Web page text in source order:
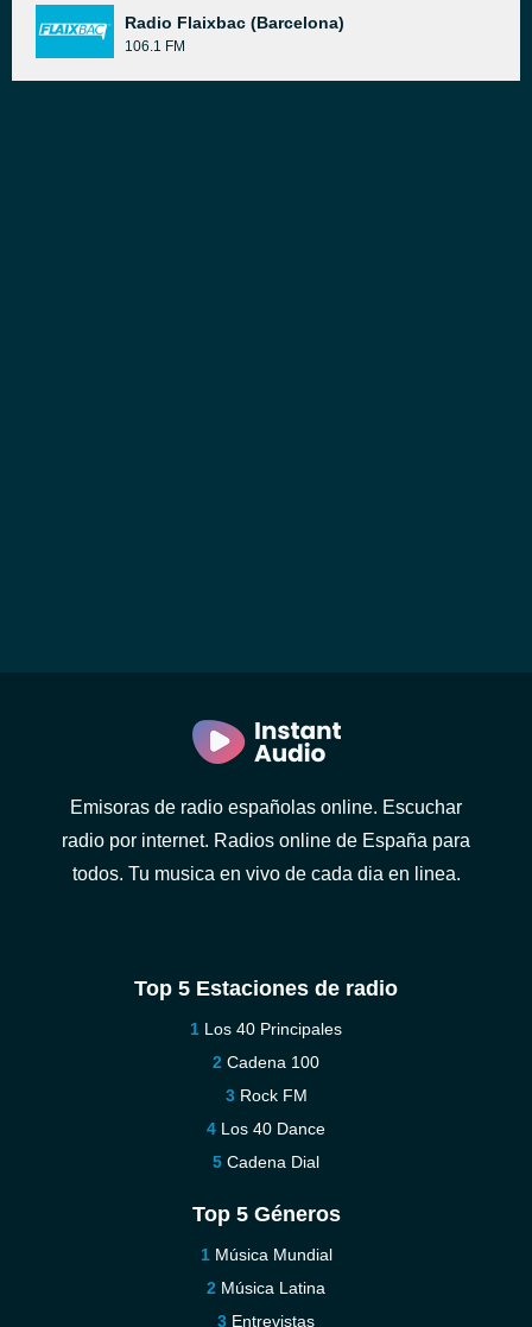
Radio Flaixbac (Barcelona)
106.1 FM
Emisoras de radio españolas online. Escuchar
radio por internet. Radios online de España para
todos. Tu musica en vivo de cada dia en linea.
Top 5 Estaciones de radio
Los 40 Principales
Cadena 100
Rock FM
Los 40 Dance
Cadena Dial
Top 5 Géneros
Música Mundial
Música Latina
Entrevistas